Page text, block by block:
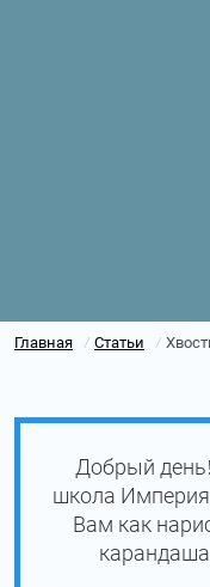
Главная / Статьи /
Добрый
школа Империя
Вам как